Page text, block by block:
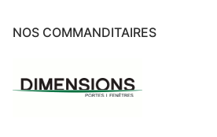
NOS COMMANDITAIRES